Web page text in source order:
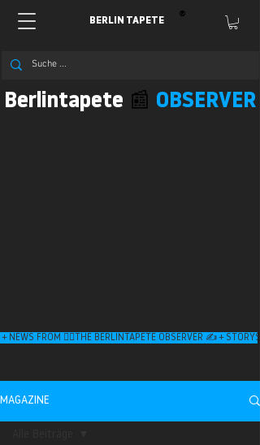
BERLIN TAPETE ®
Berlintapete 📰 OBSERVER
+ NEWS FROM 👉🏿THE BERLINTAPETE OBSERVER ✍️ +
MAGAZINE